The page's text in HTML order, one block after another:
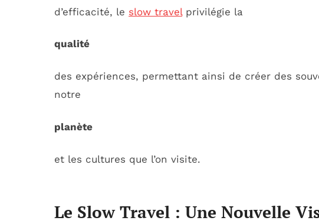
d’efficacité, le slow travel privilégie la
qualité
des expériences, permettant ainsi de créer des
notre
planète
et les cultures que l’on visite.
Le Slow Travel : Une Nouvelle